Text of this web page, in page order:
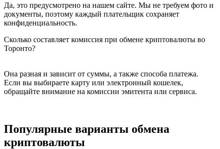
Да, это предусмотрено на нашем сайте. Мы не требуем фото и
документы, поэтому каждый плательщик сохраняет
конфиденциальность.
Сколько составляет комиссия при обмене криптовалюты во
Торонто?
Она разная и зависит от суммы, а также способа платежа.
Если вы выбираете карту или электронный кошелек,
обращайте внимание на комиссии эмитента или сервиса.
Популярные варианты обмена
криптовалюты